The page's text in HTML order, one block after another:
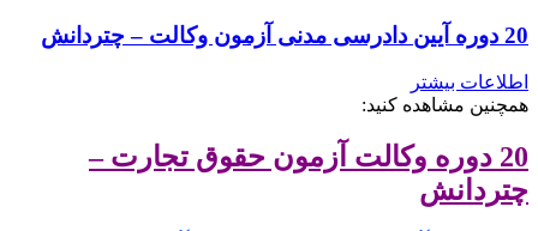
20 دوره آیین دادرسی مدنی آزمون وکالت – چتردانش
اطلاعات بیشتر
همچنین مشاهده کنید:
20 دوره وکالت آزمون حقوق تجارت –
چتردانش